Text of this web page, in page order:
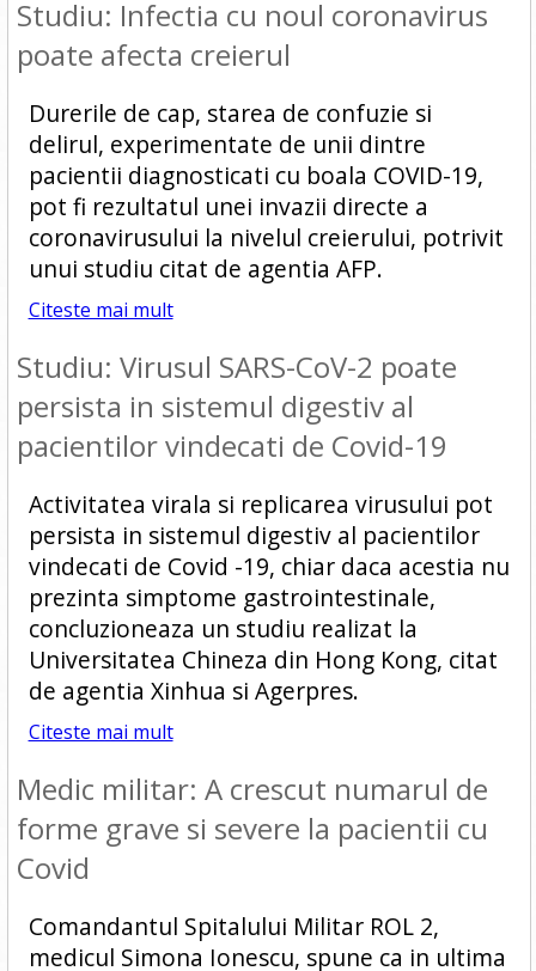
Studiu: Infectia cu noul coronavirus
poate afecta creierul
Durerile de cap, starea de confuzie si
delirul, experimentate de unii dintre
pacientii diagnosticati cu boala COVID-19,
pot fi rezultatul unei invazii directe a
coronavirusului la nivelul creierului, potrivit
unui studiu citat de agentia AFP.
Citeste mai mult
Studiu: Virusul SARS-CoV-2 poate
persista in sistemul digestiv al
pacientilor vindecati de Covid-19
Activitatea virala si replicarea virusului pot
persista in sistemul digestiv al pacientilor
vindecati de Covid -19, chiar daca acestia nu
prezinta simptome gastrointestinale,
concluzioneaza un studiu realizat la
Universitatea Chineza din Hong Kong, citat
de agentia Xinhua si Agerpres.
Citeste mai mult
Medic militar: A crescut numarul de
forme grave si severe la pacientii cu
Covid
Comandantul Spitalului Militar ROL 2,
medicul Simona Ionescu, spune ca in ultima